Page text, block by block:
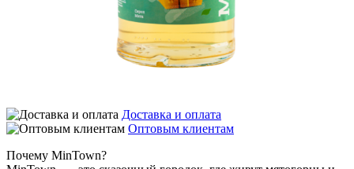
Доставка и оплата
Оптовым клиентам
Почему MinTown?